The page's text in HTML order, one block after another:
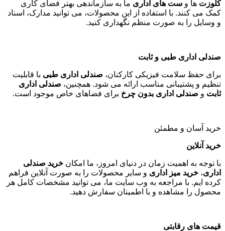
کلوزت ها و ست های اداری ما به سازماندهی بهتر فضای کاری
کمک می کنند. با استفاده از این محصولات، می توانید مدارک، اسناد
و وسایل را به صورت منظم نگهداری کنید.
صندلی اداری طبی و ثابت
برای حفظ سلامت فیزیکی کارکنان، صندلی اداری طبی با قابلیت
تنظیم و پشتیبانی مناسب ارائه می شود. همچنین، صندلی اداری
ثابت و صندلی اداری بدون چرخ برای فضاهای خاص موجود است.
خرید آسان و مطمئن
خرید آنلاین
با توجه به اهمیت زمان در دنیای امروز، ما امکان خرید صندلی
اداری، خرید میز اداری و سایر محصولات را به صورت آنلاین فراهم
کرده ایم. با مراجعه به وب سایت ما، می توانید مشخصات کامل هر
محصول را مشاهده و با اطمینان سفارش دهید.
قیمت های رقابتی